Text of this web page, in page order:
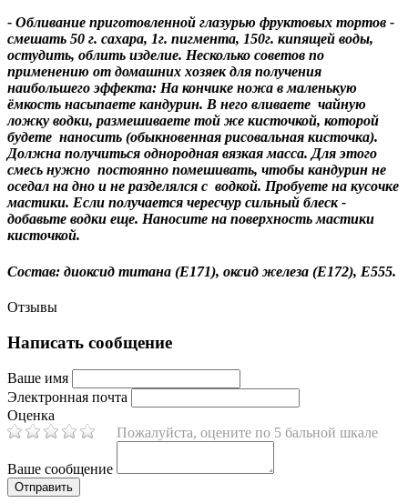
- Обливание приготовленной глазурью фруктовых тортов -
смешать 50 г. сахара, 1г. пигмента, 150г. кипящей воды,
остудить, облить изделие. Несколько советов по
применению от домашних хозяек для получения
наибольшего эффекта: На кончике ножа в маленькую
ёмкость насыпаете кандурин. В него вливаете чайную
ложку водки, размешиваете той же кисточкой, которой
будете наносить (обыкновенная рисовальная кисточка).
Должна получиться однородная вязкая масса. Для этого
смесь нужно постоянно помешивать, чтобы кандурин не
оседал на дно и не разделялся с водкой. Пробуете на кусочке
мастики. Если получается чересчур сильный блеск -
добавьте водки еще. Наносите на поверхность мастики
кисточкой.
Состав: диоксид титана (Е171), оксид железа (Е172), E555.
Отзывы
Написать сообщение
Ваше имя
Электронная почта
Оценка
Пожалуйста, оцените по 5 бальной шкале
Ваше сообщение